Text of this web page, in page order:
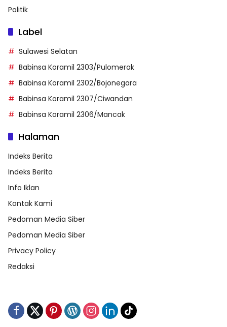
Politik
Label
Sulawesi Selatan
Babinsa Koramil 2303/Pulomerak
Babinsa Koramil 2302/Bojonegara
Babinsa Koramil 2307/Ciwandan
Babinsa Koramil 2306/Mancak
Halaman
Indeks Berita
Indeks Berita
Info Iklan
Kontak Kami
Pedoman Media Siber
Pedoman Media Siber
Privacy Policy
Redaksi